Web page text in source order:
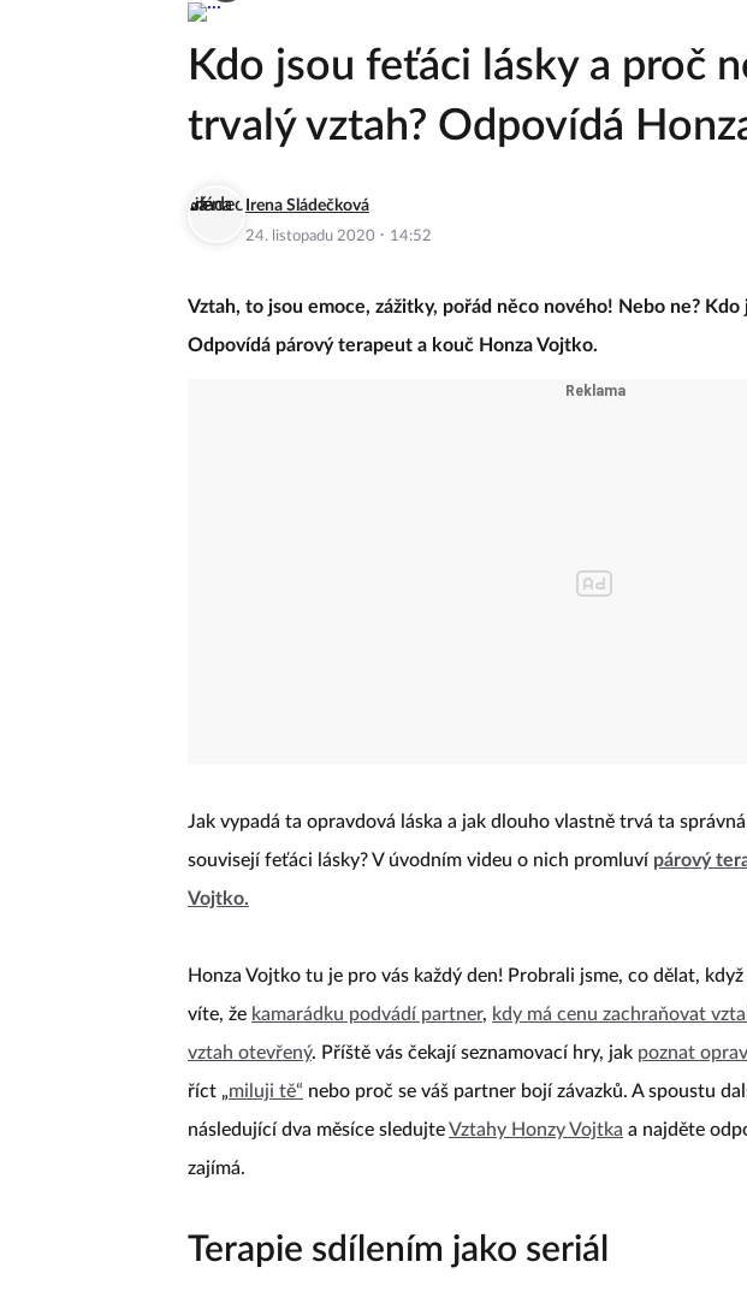
Kdo jsou feťáci lásky a proč
trvalý vztah? Odpovídá
Irena Sládečková
24. listopadu 2020 · 14:52
Vztah, to jsou emoce, zážitky, pořád něco nového! Nebo ne?
Odpovídá párový terapeut a kouč Honza Vojtko.
Jak vypadá ta opravdová láska a jak dlouho vlastně trvá ta
souvisejí feťáci lásky? V úvodním videu o nich promluví párový
Vojtko.
Honza Vojtko tu je pro vás každý den! Probrali jsme, co dělat, když
víte, že kamarádku podvádí partner, kdy má cenu zachraňovat
vztah otevřený. Příště vás čekají seznamovací hry, jak poznat
říct „miluji tě“ nebo proč se váš partner bojí závazků. A spoustu
následující dva měsíce sledujteVztahy Honzy Vojtka a najděte
zajímá.
Terapie sdílením jako seriál